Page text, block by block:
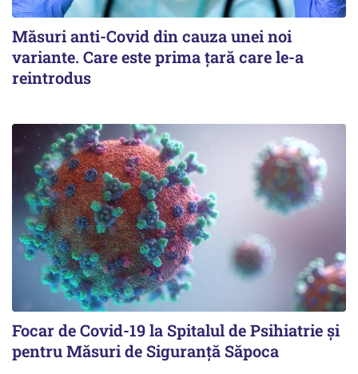
Măsuri anti-Covid din cauza unei noi
variante. Care este prima țară care le-a
reintrodus
Focar de Covid-19 la Spitalul de Psihiatrie şi
pentru Măsuri de Siguranţă Săpoca